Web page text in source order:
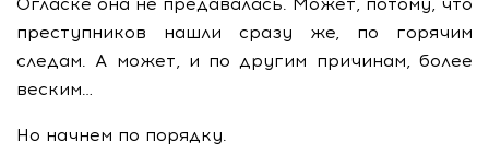
преступников нашли сразу же, по горячим
следам. А может, и по другим причинам, более
веским…
Но начнем по порядку.